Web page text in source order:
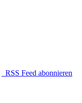
RSS Feed abonnieren